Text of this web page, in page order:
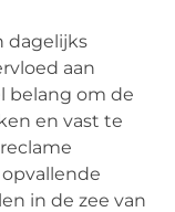
dagelijks
aan
belang om de
en vast te
in de zee van